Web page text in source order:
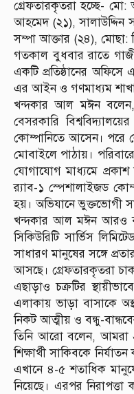
গ্রেফতারকৃতরা হচ্ছে-
আহমেদ (২১),
সম্পা আক্তার (২৪), মোছা:
গতকাল বুধবার রাতে
একটি প্রতিষ্ঠানের
এর আইন ও গণমাধ্যম
খন্দকার আল মঈন বলেন,
বেসরকারি
কোম্পানিতে আসেন। পরে
মোবাইলে পাঠায়।
যোগাযোগ মাধ্যমে
র‌্যাব-১ স্পেশালাইজড
হয়। অভিযানে ভুক্তভোগী
খন্দকার আল মঈন আরও
সিকিউরিটি সার্ভিস
সাধারণ মানুষের সঙ্গে
আসছে। গ্রেফতারকৃতরা
এছাড়াও চক্রটির
এলাকায় ভাড়া বাসাকে
নিকট আত্মীয় ও বন্ধু-
তিনি আরো বলেন, আমরা
শিক্ষার্থী সাকিবকে
এখানে ৪-৫ শতাধিক
নিয়েছে। এরপর